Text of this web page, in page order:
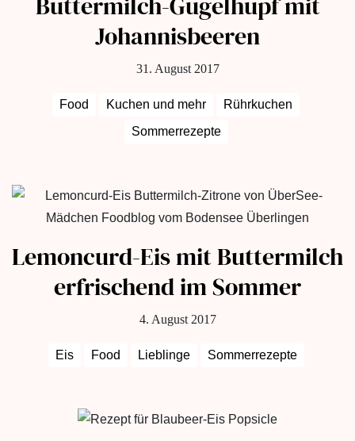
Johannisbeeren
31. August 2017
Food Kuchen und mehr
Rührkuchen
Sommerrezepte
Lemoncurd-Eis mit Buttermilch
erfrischend im Sommer
4. August 2017
Eis Food Lieblinge Sommerrezepte